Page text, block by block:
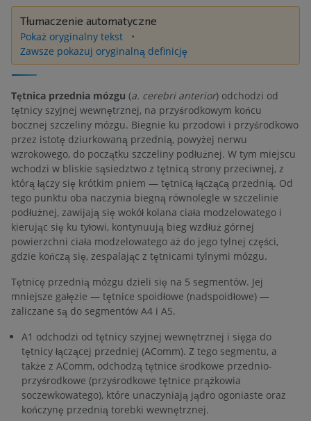
Tłumaczenie automatyczne
Pokaż oryginalny tekst
Zawsze pokazuj oryginalną definicję
Tętnica przednia mózgu (a. cerebri anterior) odchodzi od
tętnicy szyjnej wewnętrznej, na przyśrodkowym końcu
bocznej szczeliny mózgu. Biegnie ku przodowi i przyśrodkowo
przez istotę dziurkowaną przednią, powyżej nerwu
wzrokowego, do początku szczeliny podłużnej. W tym miejscu
wchodzi w bliskie sąsiedztwo z tętnicą strony przeciwnej, z
którą łączy się krótkim pniem — tętnicą łączącą przednią. Od
tego punktu oba naczynia biegną równolegle w szczelinie
podłużnej, zawijają się wokół kolana ciała modzelowatego i
kierując się ku tyłowi, kontynuują bieg wzdłuż górnej
powierzchni ciała modzelowatego aż do jego tylnej części,
gdzie kończą się, zespalając z tętnicami tylnymi mózgu.
Tętnicę przednią mózgu dzieli się na 5 segmentów. Jej
mniejsze gałęzie — tętnice spoidłowe (nadspoidłowe) —
zaliczane są do segmentów A4 i A5.
A1 odchodzi od tętnicy szyjnej wewnętrznej i sięga do
tętnicy łączącej przedniej (AComm). Z tego segmentu, a
także z AComm, odchodzą tętnice środkowe przednio-
przyśrodkowe (przyśrodkowe tętnice prążkowia
soczewkowatego), które unaczyniają jądro ogoniaste oraz
kończynę przednią torebki wewnętrznej.